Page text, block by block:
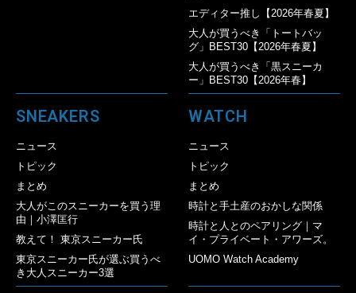
エディター推し【2026年春夏】
大人が買うべき「トートバッ
グ」BEST30【2026年春夏】
大人が買うべき「黒スニーカ
ー」BEST30【2026年春】
SNEAKERS
ニュース
トピック
まとめ
大人がこのスニーカーを買う理
由｜小澤匡行
教えて！ 東京スニーカー氏
東京スニーカー氏が選ぶ買うべ
き大人スニーカー3選
WATCH
ニュース
トピック
まとめ
時計と手土産のおかしな関係
時計と人とのペアリング｜マ
イ・プライベート・アワーズ。
UOMO Watch Academy